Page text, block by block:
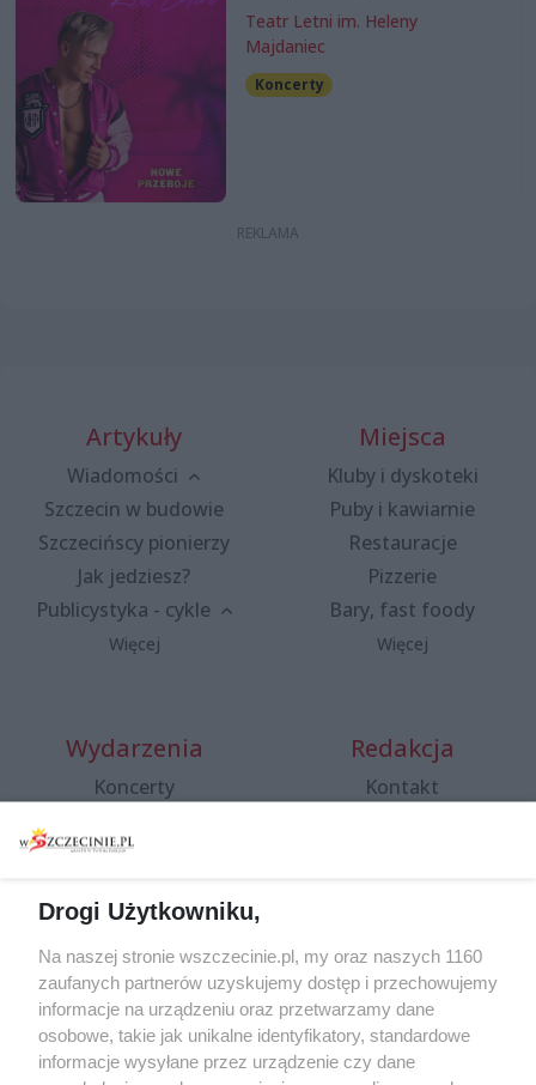
Teatr Letni im. Heleny
Majdaniec
Koncerty
Artykuły
Wiadomości
Szczecin w budowie
Szczecińscy pionierzy
Jak jedziesz?
Publicystyka - cykle
Więcej
Miejsca
Kluby i dyskoteki
Puby i kawiarnie
Restauracje
Pizzerie
Bary, fast foody
Więcej
Wydarzenia
Koncerty
Spacery i oprowadzania
targi
Wernisaże
Więcej
Redakcja
Kontakt
Specjalny koncert z okazji
20. urodzin portalu
wSzczecinie.pl
Regulamin konkursów
śniadaniówka "Hej
Drogi Użytkowniku,
Na naszej stronie wszczecinie.pl, my oraz naszych 1160
zaufanych partnerów uzyskujemy dostęp i przechowujemy
informacje na urządzeniu oraz przetwarzamy dane
osobowe, takie jak unikalne identyfikatory, standardowe
informacje wysyłane przez urządzenie czy dane